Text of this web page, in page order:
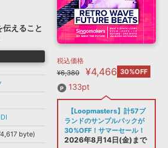
»
音楽カード
楽曲配信流通 サービス
MUTANT
ROUTER.FM
SONOCA
イン・エフェクト
効果音
えること
byte)
税込価格
¥6,380
¥4,466 30%OFF
133pt
【Loopmasters】計57ブ
ランドのサンプルパックが
30%OFF！サマーセール！
2026年8月14日(金)まで